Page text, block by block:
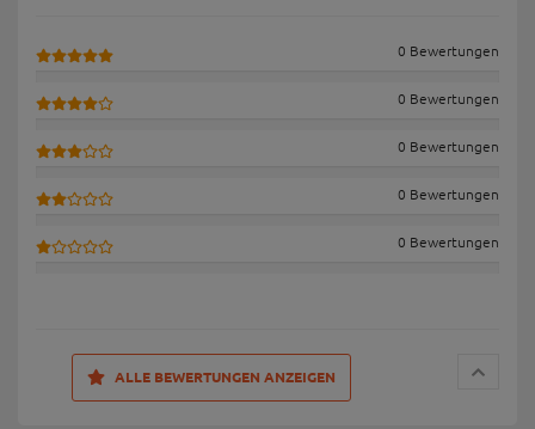
0 Bewertungen
0 Bewertungen
0 Bewertungen
0 Bewertungen
0 Bewertungen
ALLE BEWERTUNGEN ANZEIGEN